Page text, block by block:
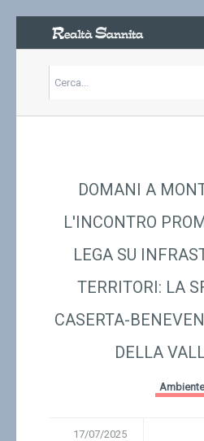
DOMANI A
L'INCONTRO
LEGA SU
TERRITORI: LA
CASERTA-
DELLA
Ambiente
17/07/2025